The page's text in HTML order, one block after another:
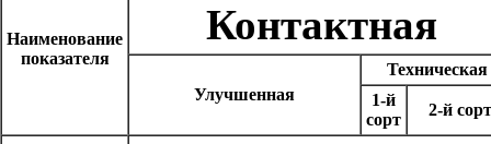
Наименование
показателя
Контактная
Улучшенная
Техническая
1-й
сорт
2-й сорт